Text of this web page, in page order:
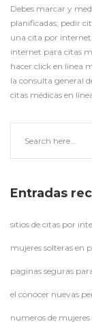
Debes marcar y
planificadas; pedir
una cita por
internet para citas
hacer click en linea
la consulta general
citas médicas en
Entradas
sitios de citas por
mujeres solteras en
paginas seguras
el conocer nuevas
numeros de